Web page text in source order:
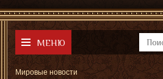
МЕНЮ
Мировые новости